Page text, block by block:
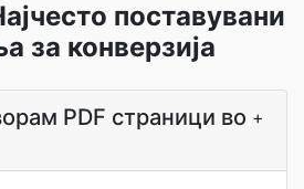
поставувани
за конверзија
PDF страници во +